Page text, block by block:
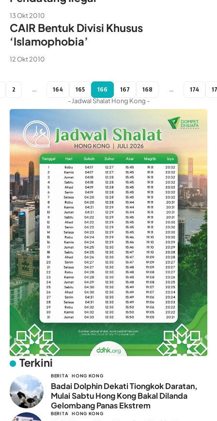
13 Okt 2010
CAIR Bentuk Divisi Khusus
‘Islamophobia’
12 Okt 2010
2 … 164 165 166 167 168 … 174
- Jadwal Shalat Hong Kong -
Terkini
BERITA HONG KONG
Badai Dolphin Dekati Tiongkok Daratan,
Mulai Sabtu Hong Kong Bakal Dilanda
Gelombang Panas Ekstrem
BERITA HONG KONG